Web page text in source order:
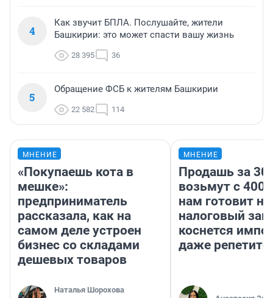
4
Как звучит БПЛА. Послушайте, жители
Башкирии: это может спасти вашу жизнь
28 395 36
5
Обращение ФСБ к жителям Башкирии
22 582 114
МНЕНИЕ
«Покупаешь кота в
мешке»:
предприниматель
рассказала, как на
самом деле устроен
бизнес со складами
дешевых товаров
Наталья Шорохова
МНЕНИЕ
Продашь за
возьмут с
нам готовит
налоговый
коснется
даже